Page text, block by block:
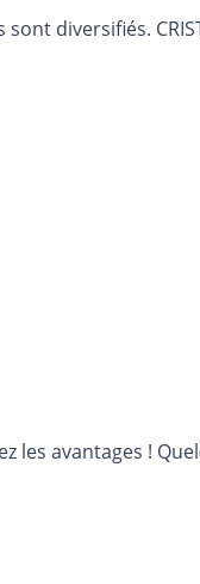
diversifiés.
les avantages !